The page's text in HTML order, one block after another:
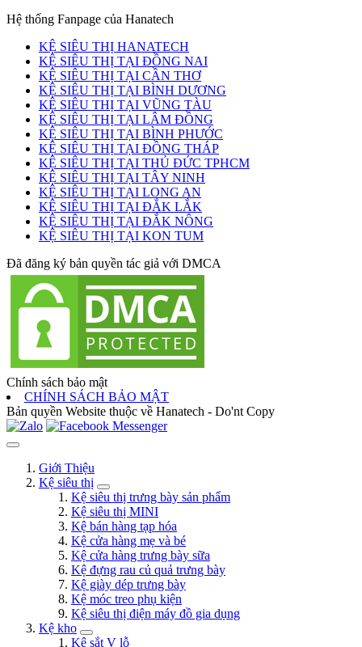
Hệ thống Fanpage của Hanatech
KỆ SIÊU THỊ HANATECH
KỆ SIÊU THỊ TẠI ĐỒNG NAI
KỆ SIÊU THỊ TẠI CẦN THƠ
KỆ SIÊU THỊ TẠI BÌNH DƯƠNG
KỆ SIÊU THỊ TẠI VŨNG TÀU
KỆ SIÊU THỊ TẠI LÂM ĐỒNG
KỆ SIÊU THỊ TẠI BÌNH PHƯỚC
KỆ SIÊU THỊ TẠI ĐỒNG THÁP
KỆ SIÊU THỊ TẠI THỦ ĐỨC TPHCM
KỆ SIÊU THỊ TẠI TÂY NINH
KỆ SIÊU THỊ TẠI LONG AN
KỆ SIÊU THỊ TẠI ĐẮK LẮK
KỆ SIÊU THỊ TẠI ĐẮK NÔNG
KỆ SIÊU THỊ TẠI KON TUM
Đã đăng ký bản quyền tác giả với DMCA
Chính sách bảo mật
CHÍNH SÁCH BẢO MẬT
Bản quyền Website thuộc về Hanatech - Do'nt Copy
Giới Thiệu
Kệ siêu thị
Kệ siêu thị trưng bày sản phẩm
Kệ siêu thị MINI
Kệ bán hàng tạp hóa
Kệ cửa hàng mẹ và bé
Kệ cửa hàng trưng bày sữa
Kệ đựng rau củ quả trưng bày
Kệ giày dép trưng bày
Kệ móc treo phụ kiện
Kệ siêu thị điện máy đồ gia dụng
Kệ kho
Kệ sắt V lỗ